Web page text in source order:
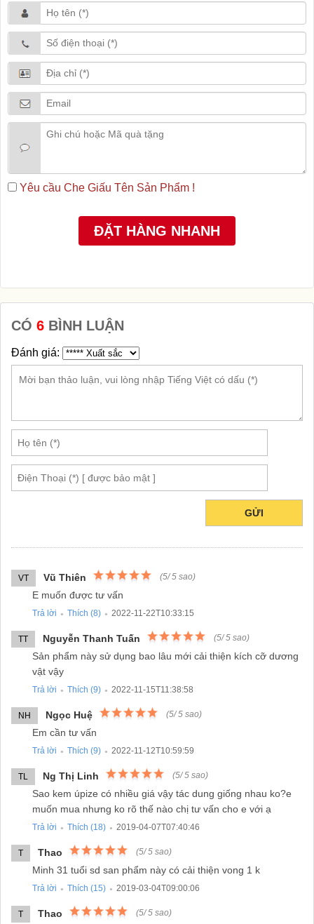
Yêu cầu Che Giấu Tên Sản Phẩm !
CÓ 6 BÌNH LUẬN
Đánh giá:
GỬI
VT Vũ Thiên (5/5 sao)
E muốn được tư vấn
Trả lời ● Thích (8) ● 2022-11-22T10:33:15
TT Nguyễn Thanh Tuấn (5/5 sao)
Sản phẩm này sử dụng bao lâu mới cải thiện kích cỡ dương
vật vậy
Trả lời ● Thích (9) ● 2022-11-15T11:38:58
NH Ngọc Huệ (5/5 sao)
Em cần tư vấn
Trả lời ● Thích (9) ● 2022-11-12T10:59:59
TL Ng Thị Linh (5/5 sao)
Sao kem úpize có nhiều giá vậy tác dung giống nhau ko?e
muốn mua nhưng ko rõ thế nào chị tư vấn cho e với ạ
Trả lời ● Thích (18) ● 2019-04-07T07:40:46
T Thao (5/5 sao)
Minh 31 tuổi sd san phẩm này có cải thiện vong 1 k
Trả lời ● Thích (15) ● 2019-03-04T09:00:06
T Thao (5/5 sao)